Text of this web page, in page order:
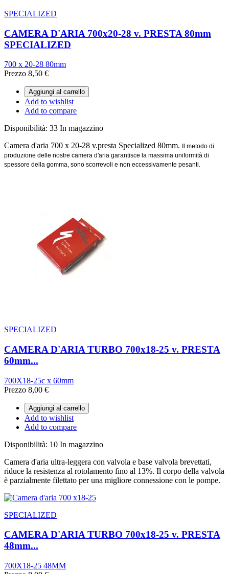
SPECIALIZED
CAMERA D'ARIA 700x20-28 v. PRESTA 80mm
SPECIALIZED
700 x 20-28 80mm
Prezzo 8,50 €
Aggiungi al carrello
Add to wishlist
Add to compare
Disponibilità: 33 In magazzino
Camera d'aria 700 x 20-28 v.presta Specialized 80mm.
Il metodo di
produzione delle nostre camera d'aria garantisce la massima uniformità di
spessore della gomma, sono scorrevoli e non eccessivamente pesanti.
SPECIALIZED
CAMERA D'ARIA TURBO 700x18-25 v. PRESTA
60mm...
700X18-25c x 60mm
Prezzo 8,00 €
Aggiungi al carrello
Add to wishlist
Add to compare
Disponibilità: 10 In magazzino
Camera d'aria ultra-leggera con valvola e base valvola brevettati,
riduce la resistenza al rotolamento fino al 13%. Il corpo della valvola
è parzialmente filettato per una migliore connessione con le pompe.
SPECIALIZED
CAMERA D'ARIA TURBO 700x18-25 v. PRESTA
48mm...
700X18-25 48MM